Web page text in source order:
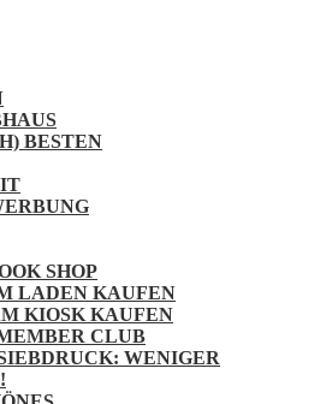
BESTEN
SHOP
LADEN KAUFEN
KIOSK KAUFEN
CLUB
WENIGER